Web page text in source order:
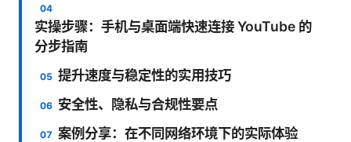
实操步骤：手机与桌面端快速连接 YouTube 的
分步指南
提升速度与稳定性的实用技巧
安全性、隐私与合规性要点
案例分享：在不同网络环境下的实际体验